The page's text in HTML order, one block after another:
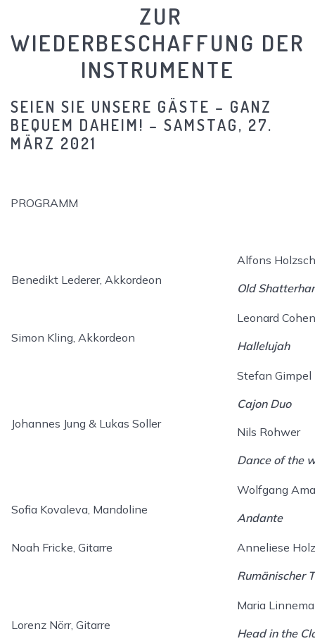
ZUR
WIEDERBESCHAFFUNG DER
INSTRUMENTE
SEIEN SIE UNSERE GÄSTE – GANZ
BEQUEM DAHEIM! – SAMSTAG, 27.
MÄRZ 2021
PROGRAMM
Benedikt Lederer, Akkordeon
Alfons
Old
Simon Kling, Akkordeon
Leonard Cohen
Hallelujah
Johannes Jung & Lukas Soller
Stefan Gimpel
Cajon Duo
Nils Rohwer
Dance of the
Sofia Kovaleva, Mandoline
Wolfgang
Andante
Noah Fricke, Gitarre
Anneliese
Rumänischer
Lorenz Nörr, Gitarre
Maria
Head in the